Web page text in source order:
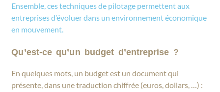
Ensemble, ces techniques de pilotage permettent aux
entreprises d’évoluer dans un environnement économique
en mouvement.
Qu’est-ce qu’un budget d’entreprise ?
En quelques mots, un budget est un document qui
présente, dans une traduction chiffrée (euros, dollars, …) :